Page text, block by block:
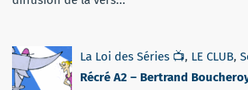
La Loi des Séries 📺, LE CLUB,
Récré A2 – Bertrand